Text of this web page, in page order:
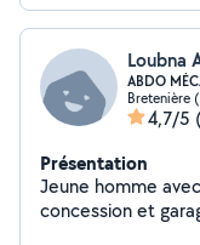
Loubna
ABDO
Bretenière
4,7/5
Présentation
Jeune homme
concession et